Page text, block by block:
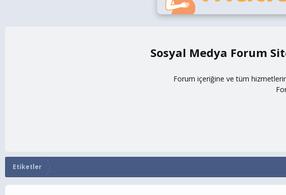
Sosyal Medya Forum
Forum içeriğine ve tüm
Etiketler